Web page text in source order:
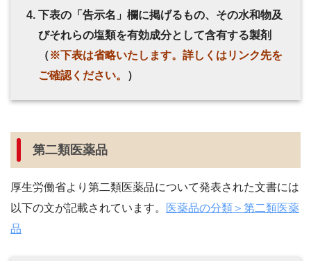
下表の「告示名」欄に掲げるもの、その水和物及
びそれらの塩類を有効成分として含有する製剤
（※下表は省略いたします。詳しくはリンク先を
ご確認ください。
）
第二類医薬品
厚生労働省より第二類医薬品について発表された文書には
以下の文が記載されています。
医薬品の分類＞第二類医薬
品